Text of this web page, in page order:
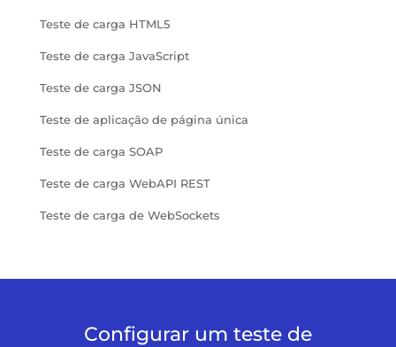
Teste de carga HTML5
Teste de carga JavaScript
Teste de carga JSON
Teste de aplicação de página única
Teste de carga SOAP
Teste de carga WebAPI REST
Teste de carga de WebSockets
Configurar um teste de